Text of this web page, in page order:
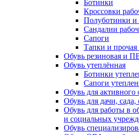
Ботинки
Кроссовки
Полуботинки и
Сандалии
Сапоги
Тапки и прочая
Обувь резиновая и
Обувь утеплённая
Ботинки
Сапоги
Обувь для активного
Обувь для дачи, сада,
Обувь для работы в
и социальных
Обувь